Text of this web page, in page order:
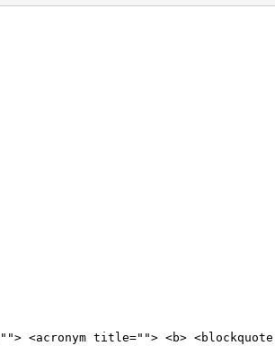
title=""> <b> <blockquote